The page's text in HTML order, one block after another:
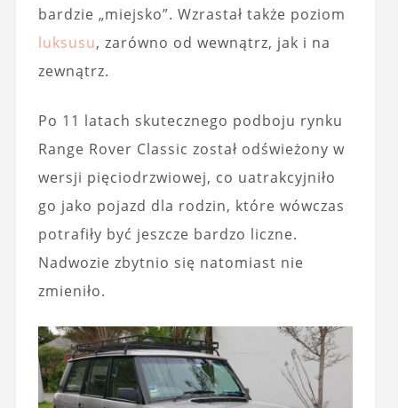
bardzie „miejsko”. Wzrastał także poziom
luksusu, zarówno od wewnątrz, jak i na
zewnątrz.
Po 11 latach skutecznego podboju rynku
Range Rover Classic został odświeżony w
wersji pięciodrzwiowej, co uatrakcyjniło
go jako pojazd dla rodzin, które wówczas
potrafiły być jeszcze bardzo liczne.
Nadwozie zbytnio się natomiast nie
zmieniło.